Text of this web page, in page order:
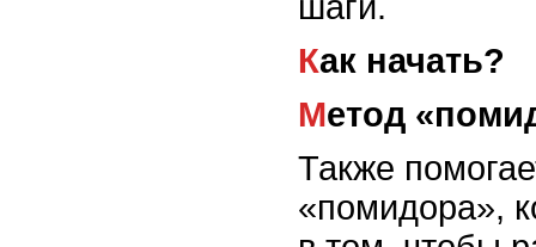
шаги.
Как начать?
Метод
Также
«помидора»,